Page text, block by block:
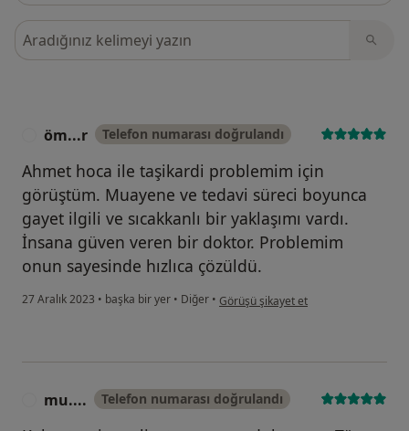
Görüşler içerisinde ara
öm...r Telefon numarası doğrulandı
Ahmet hoca ile taşikardi problemim için
görüştüm. Muayene ve tedavi süreci boyunca
gayet ilgili ve sıcakkanlı bir yaklaşımı vardı.
İnsana güven veren bir doktor. Problemim
onun sayesinde hızlıca çözüldü.
27 Aralık 2023 • başka bir yer • Diğer • kullanıcının görüşüne göre öm...r
Görüşü şikayet et
mu.... Telefon numarası doğrulandı